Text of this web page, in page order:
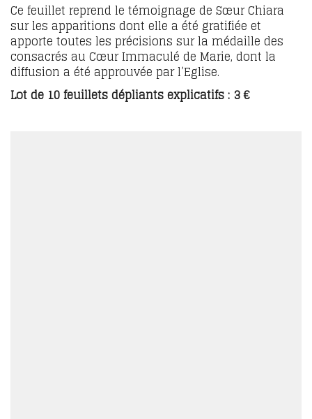
Ce feuillet reprend le témoignage de Sœur Chiara
sur les apparitions dont elle a été gratifiée et
apporte toutes les précisions sur la médaille des
consacrés au Cœur Immaculé de Marie, dont la
diffusion a été approuvée par l’Eglise.
Lot de 10 feuillets dépliants explicatifs : 3 €